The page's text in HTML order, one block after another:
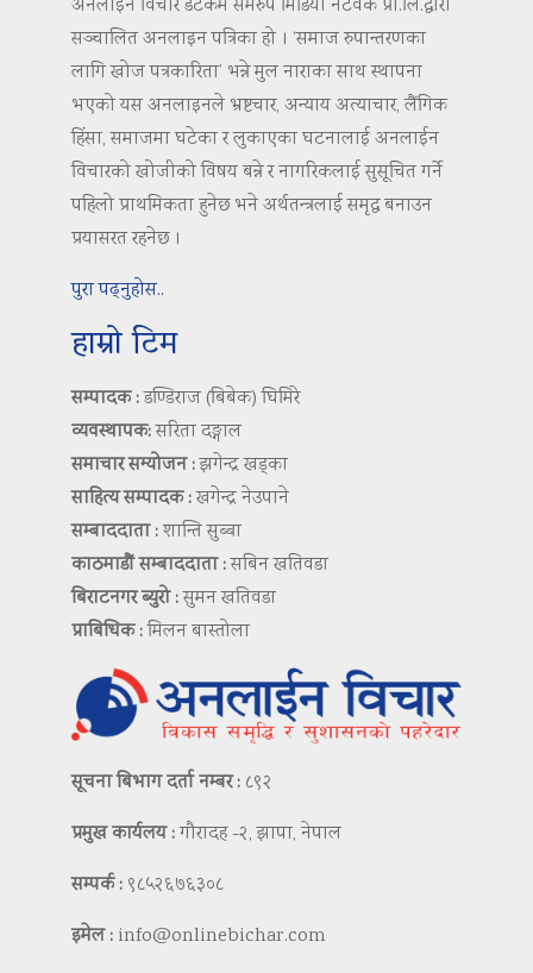
अनलाईन विचार डटकम समरुप मिडिया नेटवर्क प्रा.लि.द्वारा
सञ्चालित अनलाइन पत्रिका हो । ‘समाज रुपान्तरणका
लागि खोज पत्रकारिता’ भन्ने मुल नाराका साथ स्थापना
भएको यस अनलाइनले भ्रष्टचार, अन्याय अत्याचार, लैंगिक
हिंसा, समाजमा घटेका र लुकाएका घटनालाई अनलाईन
विचारको खोजीको विषय बन्ने र नागरिकलाई सुसूचित गर्ने
पहिलो प्राथमिकता हुनेछ भने अर्थतन्त्रलाई समृद्ध बनाउन
प्रयासरत रहनेछ ।
पुरा पढ्नुहोस..
हाम्रो टिम
सम्पादक :डण्डिराज (बिबेक) घिमिरे
व्यवस्थापक:सरिता दङ्गाल
समाचार सम्योजन :झगेन्द्र खड्का
साहित्य सम्पादक :खगेन्द्र नेउपाने
सम्बाददाता :शान्ति सुब्बा
काठमाडौं सम्बाददाता :सबिन खतिवडा
बिराटनगर ब्युरो :सुमन खतिवडा
प्राबिधिक :मिलन बास्तोला
सूचना बिभाग दर्ता नम्बर : ८९२
प्रमुख कार्यलय :गौरादह -२, झापा, नेपाल
सम्पर्क : ९८५२६७६३०८
इमेल : info@onlinebichar.com